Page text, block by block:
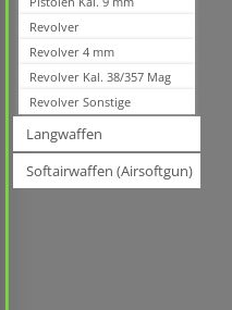
Revolver
Revolver 4 mm
Revolver Kal. 38/357 Mag
Revolver Sonstige
Langwaffen
Softairwaffen (Airsoftgun)